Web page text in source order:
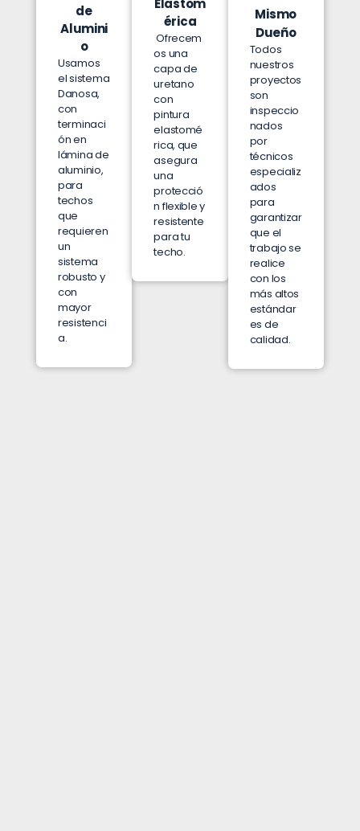
de
Alumini
o
Usamos
el sistema
Danosa,
con
terminaci
ón en
lámina de
aluminio,
para
techos
que
requieren
un
sistema
robusto y
con
mayor
resistenci
a.
Elastom
érica
Ofrecem
os una
capa de
uretano
con
pintura
elastomé
rica, que
asegura
una
protecció
n flexible y
resistente
para tu
techo.
Mismo
Dueño
Todos
nuestros
proyectos
son
inspeccio
nados
por
técnicos
especializ
ados
para
garantizar
que el
trabajo se
realice
con los
más altos
estándar
es de
calidad.